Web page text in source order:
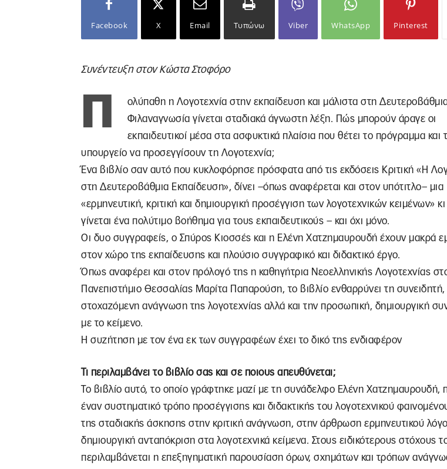
Facebook X Email Τυπώνω Viber WhatsApp Pinterest
Συνέντευξη στον Κώστα Στοφόρο
Π
ολύπαθη η Λογοτεχνία στην εκπαίδευση και μάλιστα στη
Φιλαναγνωσία γίνεται σταδιακά άγνωστη λέξη. Πώς μπορούν άραγε οι
εκπαιδευτικοί μέσα στα ασφυκτικά πλαίσια που θέτει το πρόγραμμα και
υπουργείο να προσεγγίσουν τη Λογοτεχνία;
Ένα βιβλίο σαν αυτό που κυκλοφόρησε πρόσφατα από τις εκδόσεις Κριτική «Η
στη Δευτεροβάθμια Εκπαίδευση», δίνει –όπως αναφέρεται και στον υπότιτλο– μια
«ερμηνευτική, κριτική και δημιουργική προσέγγιση των λογοτεχνικών κειμένων» κι
γίνεται ένα πολύτιμο βοήθημα για τους εκπαιδευτικούς – και όχι μόνο.
Οι δυο συγγραφείς, ο Σπύρος Κιοσσές και η Ελένη Χατζημαυρουδή έχουν μακρά
στον χώρο της εκπαίδευσης και πλούσιο συγγραφικό και διδακτικό έργο.
Όπως αναφέρει και στον πρόλογό της η καθηγήτρια Νεοελληνικής Λογοτεχνίας
Πανεπιστήμιο Θεσσαλίας Μαρίτα Παπαρούση, το βιβλίο ενθαρρύνει τη συνειδητή,
στοχαζόμενη ανάγνωση της λογοτεχνίας αλλά και την προσωπική, δημιουργική
με το κείμενο.
Η συζήτηση με τον ένα εκ των συγγραφέων έχει το δικό της ενδιαφέρον
Τι περιλαμβάνει το βιβλίο σας και σε ποιους απευθύνεται;
Το βιβλίο αυτό, το οποίο γράφτηκε μαζί με τη συνάδελφο Ελένη Χατζημαυρουδή,
έναν συστηματικό τρόπο προσέγγισης και διδακτικής του λογοτεχνικού
της σταδιακής άσκησης στην κριτική ανάγνωση, στην άρθρωση ερμηνευτικού
δημιουργική ανταπόκριση στα λογοτεχνικά κείμενα. Στους ειδικότερους στόχους
περιλαμβάνεται η επεξηγηματική παρουσίαση όρων, σχημάτων και τρόπων